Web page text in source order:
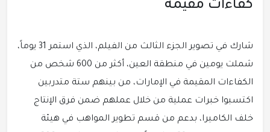
كفاءات مقيمة
شارك في تصوير الجزء الثالث من الفيلم، الذي استمر 31 يوماً،
شملت يومين في منطقة العين، أكثر من 600 شخص من
الكفاءات المقيمة في الإمارات، من بينهم ستة متدربين
اكتسبوا خبرات عملية من خلال عملهم ضمن فرق الإنتاج
خلف الكاميرا، بدعم من قسم تطوير المواهب في هيئة